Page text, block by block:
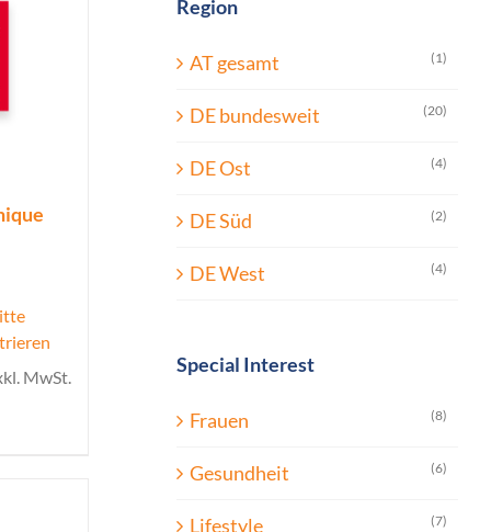
MwSt.
Region
AT gesamt (1)
DE bundesweit (20)
DE Ost (4)
DE Süd (2)
DE West (4)
Special Interest
Frauen (8)
Gesundheit (6)
Lifestyle (7)